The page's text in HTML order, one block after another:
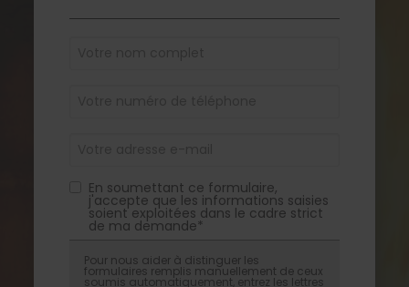
En soumettant ce formulaire,
j'accepte que les informations saisies
soient exploitées dans le cadre strict
de ma demande*
Pour nous aider à distinguer les
formulaires remplis manuellement de ceux
soumis automatiquement, entrez les lettres